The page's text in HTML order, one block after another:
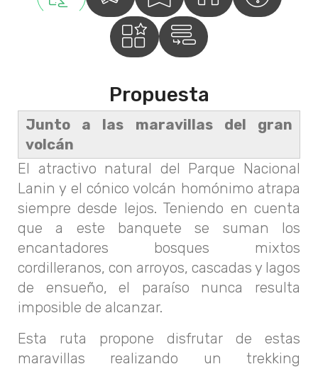
Propuesta
Junto a las maravillas del gran
volcán
El atractivo natural del Parque Nacional
Lanin y el cónico volcán homónimo atrapa
siempre desde lejos. Teniendo en cuenta
que a este banquete se suman los
encantadores bosques mixtos
cordilleranos, con arroyos, cascadas y lagos
de ensueño, el paraíso nunca resulta
imposible de alcanzar.
Esta ruta propone disfrutar de estas
maravillas realizando un trekking